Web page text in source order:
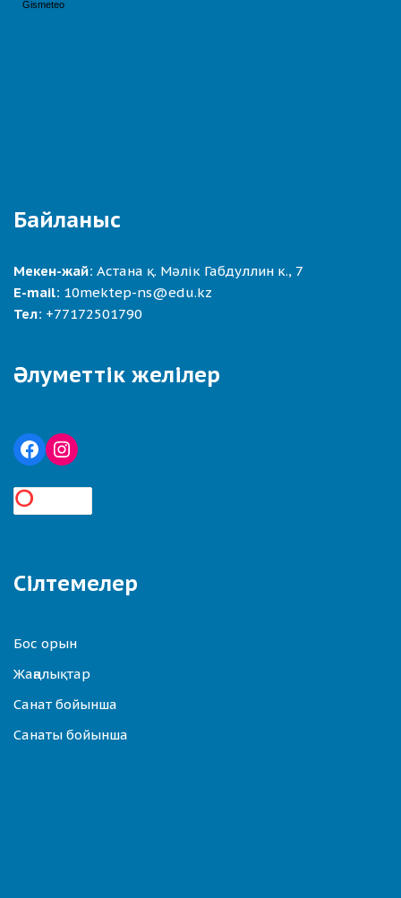
Байланыс
Мекен-жай: Астана қ. Мәлік Габдуллин к., 7
E-mail: 10mektep-ns@edu.kz
Тел: +77172501790
Әлуметтік желілер
Сілтемелер
Бос орын
Жаңалықтар
Санат бойынша
Санаты бойынша